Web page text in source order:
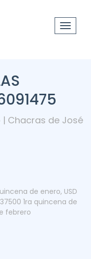
Toggle
Chacras de José
de enero, USD
37500 1ra quincena de
febrero